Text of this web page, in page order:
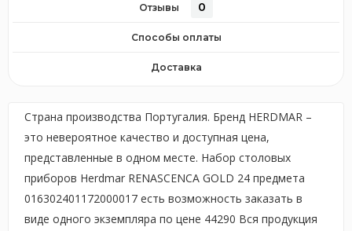
Отзывы 0
Способы оплаты
Доставка
Страна производства Португалия. Бренд HERDMAR –
это невероятное качество и доступная цена,
представленные в одном месте. Набор столовых
приборов Herdmar RENASCENCA GOLD 24 предмета
016302401172000017 есть возможность заказать в
виде одного экземпляра по цене 44290 Вся продукция